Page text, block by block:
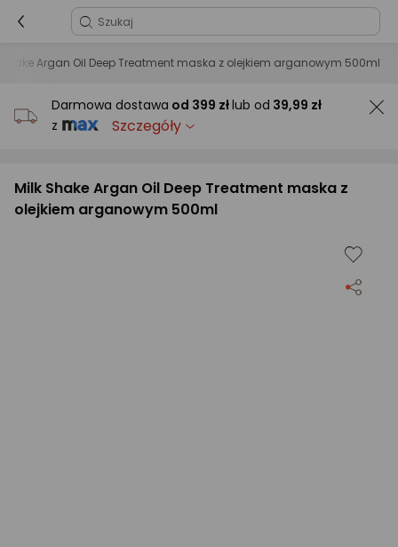
Argan Oil Deep Treatment maska z olejkiem arganowym 500ml
Darmowa dostawa od 399 złlub od 39,99 zł
z
Szczegóły
Milk Shake Argan Oil Deep Treatment maska z
olejkiem arganowym 500ml